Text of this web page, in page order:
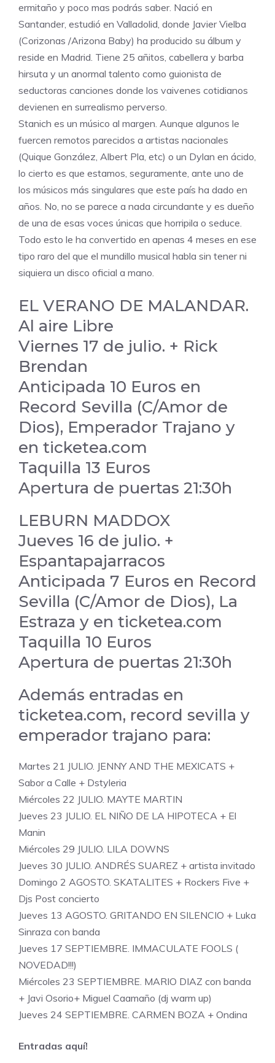
ermitaño y poco mas podrás saber. Nació en
Santander, estudió en Valladolid, donde Javier Vielba
(Corizonas /Arizona Baby) ha producido su álbum y
reside en Madrid. Tiene 25 añitos, cabellera y barba
hirsuta y un anormal talento como guionista de
seductoras canciones donde los vaivenes cotidianos
devienen en surrealismo perverso.
Stanich es un músico al margen. Aunque algunos le
fuercen remotos parecidos a artistas nacionales
(Quique González, Albert Pla, etc) o un Dylan en ácido,
lo cierto es que estamos, seguramente, ante uno de
los músicos más singulares que este país ha dado en
años. No, no se parece a nada circundante y es dueño
de una de esas voces únicas que horripila o seduce.
Todo esto le ha convertido en apenas 4 meses en ese
tipo raro del que el mundillo musical habla sin tener ni
siquiera un disco oficial a mano.
EL VERANO DE MALANDAR.
Al aire Libre
Viernes 17 de julio. + Rick
Brendan
Anticipada 10 Euros en
Record Sevilla (C/Amor de
Dios), Emperador Trajano y
en ticketea.com
Taquilla 13 Euros
Apertura de puertas 21:30h
LEBURN MADDOX
Jueves 16 de julio. +
Espantapajarracos
Anticipada 7 Euros en Record
Sevilla (C/Amor de Dios), La
Estraza y en ticketea.com
Taquilla 10 Euros
Apertura de puertas 21:30h
Además entradas en
ticketea.com, record sevilla y
emperador trajano para:
Martes 21 JULIO. JENNY AND THE MEXICATS +
Sabor a Calle + Dstyleria
Miércoles 22 JULIO. MAYTE MARTIN
Jueves 23 JULIO. EL NIÑO DE LA HIPOTECA + El
Manin
Miércoles 29 JULIO. LILA DOWNS
Jueves 30 JULIO. ANDRÉS SUAREZ + artista invitado
Domingo 2 AGOSTO. SKATALITES + Rockers Five +
Djs Post concierto
Jueves 13 AGOSTO. GRITANDO EN SILENCIO + Luka
Sinraza con banda
Jueves 17 SEPTIEMBRE. IMMACULATE FOOLS (
NOVEDAD!!!)
Miércoles 23 SEPTIEMBRE. MARIO DIAZ con banda
+ Javi Osorio+ Miguel Caamaño (dj warm up)
Jueves 24 SEPTIEMBRE. CARMEN BOZA + Ondina
Entradas aquí!